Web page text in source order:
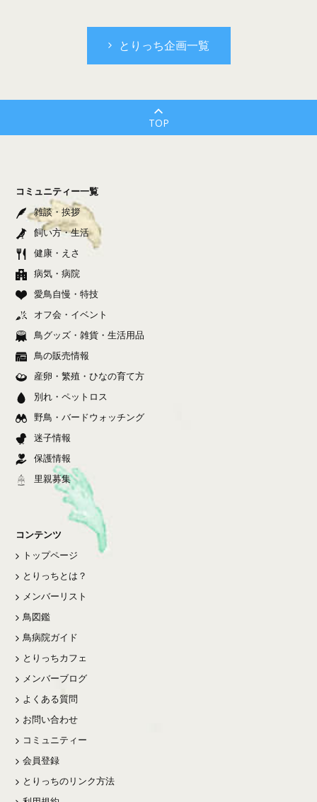
とりっち企画一覧
TOP
コミュニティー一覧
雑談・挨拶
飼い方・生活
健康・えさ
病気・病院
愛鳥自慢・特技
オフ会・イベント
鳥グッズ・雑貨・生活用品
鳥の販売情報
産卵・繁殖・ひなの育て方
別れ・ペットロス
野鳥・バードウォッチング
迷子情報
保護情報
里親募集
コンテンツ
トップページ
とりっちとは？
メンバーリスト
鳥図鑑
鳥病院ガイド
とりっちカフェ
メンバーブログ
よくある質問
お問い合わせ
コミュニティー
会員登録
とりっちのリンク方法